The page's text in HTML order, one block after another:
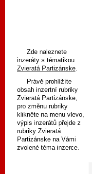
Zde naleznete
inzeráty s tématikou
Zvieratá Partizánske.
Právě prohlížíte
obsah inzertní rubriky
Zvieratá Partizánske,
pro změnu rubriky
klikněte na menu vlevo,
výpis inzerátů přejde z
rubriky Zvieratá
Partizánske na Vámi
zvolené téma inzerce.